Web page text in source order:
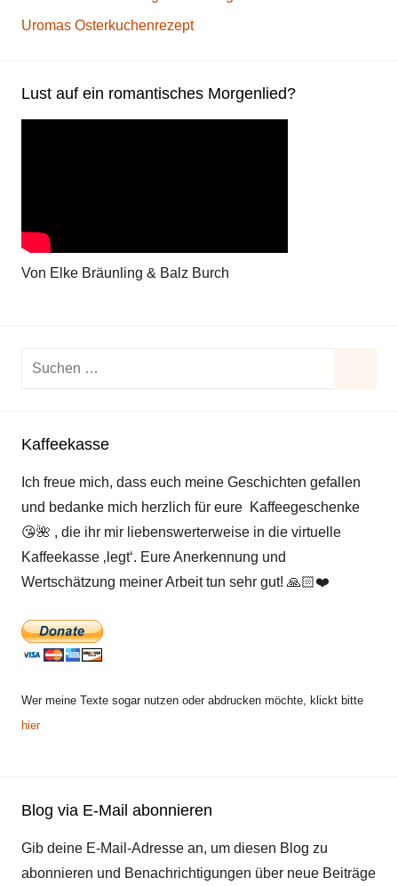
Uromas Osterkuchenrezept
Lust auf ein romantisches Morgenlied?
Von Elke Bräunling & Balz Burch
Suchen
Kaffeekasse
Ich freue mich, dass euch meine Geschichten gefallen
und bedanke mich herzlich für eure Kaffeegeschenke
😘🌺 , die ihr mir liebenswerterweise in die virtuelle
Kaffeekasse ‚legt‘. Eure Anerkennung und
Wertschätzung meiner Arbeit tun sehr gut! 🙏🏻❤️
Wer meine Texte sogar nutzen oder abdrucken möchte, klickt bitte
hier
Blog via E-Mail abonnieren
Gib deine E-Mail-Adresse an, um diesen Blog zu
abonnieren und Benachrichtigungen über neue Beiträge